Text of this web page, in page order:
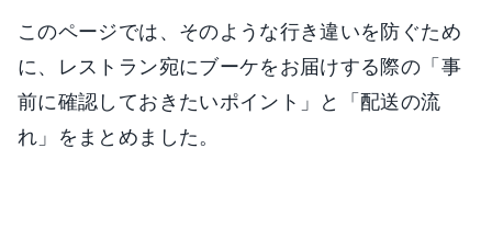
このページでは、そのような行き違いを防ぐため
に、レストラン宛にブーケをお届けする際の 「事
前に確認しておきたいポイント」と「配送の流
れ」をまとめました。